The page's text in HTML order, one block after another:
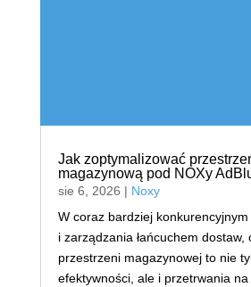
Jak zoptymalizować
magazynową pod NOXy
sie 6, 2026 | Noxy
W coraz bardziej
i zarządzania łańcuchem dostaw,
przestrzeni magazynowej to nie
efektywności, ale i przetrwania